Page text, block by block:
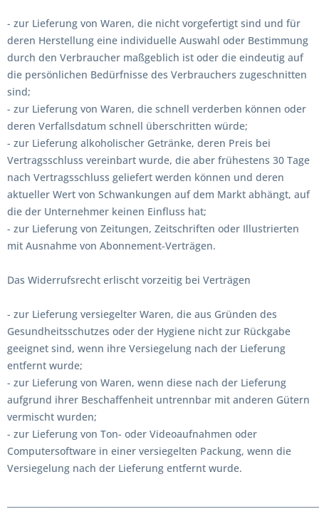
- zur Lieferung von Waren, die nicht vorgefertigt sind und für
deren Herstellung eine individuelle Auswahl oder Bestimmung
durch den Verbraucher maßgeblich ist oder die eindeutig auf
die persönlichen Bedürfnisse des Verbrauchers zugeschnitten
sind;
- zur Lieferung von Waren, die schnell verderben können oder
deren Verfallsdatum schnell überschritten würde;
- zur Lieferung alkoholischer Getränke, deren Preis bei
Vertragsschluss vereinbart wurde, die aber frühestens 30 Tage
nach Vertragsschluss geliefert werden können und deren
aktueller Wert von Schwankungen auf dem Markt abhängt, auf
die der Unternehmer keinen Einfluss hat;
- zur Lieferung von Zeitungen, Zeitschriften oder Illustrierten
mit Ausnahme von Abonnement-Verträgen.
Das Widerrufsrecht erlischt vorzeitig bei Verträgen
- zur Lieferung versiegelter Waren, die aus Gründen des
Gesundheitsschutzes oder der Hygiene nicht zur Rückgabe
geeignet sind, wenn ihre Versiegelung nach der Lieferung
entfernt wurde;
- zur Lieferung von Waren, wenn diese nach der Lieferung
aufgrund ihrer Beschaffenheit untrennbar mit anderen Gütern
vermischt wurden;
- zur Lieferung von Ton- oder Videoaufnahmen oder
Computersoftware in einer versiegelten Packung, wenn die
Versiegelung nach der Lieferung entfernt wurde.